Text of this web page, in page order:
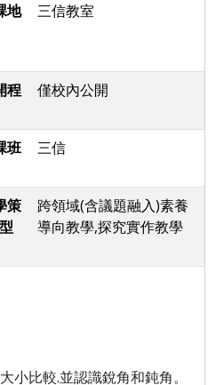
地
三信教室
程
僅校內公開
班
三信
策
跨領域(含議題融入)素養
導向教學,探究實作教學
小比較.並認識銳角和鈍角。